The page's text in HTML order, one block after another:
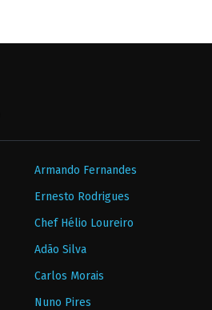
Armando Fernandes
Ernesto Rodrigues
Chef Hélio Loureiro
Adão Silva
Carlos Morais
Nuno Pires